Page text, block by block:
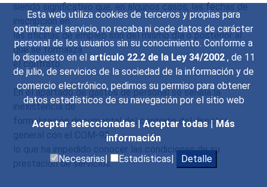
Esta web utiliza cookies de terceros y propias para
optimizar el servicio, no recaba ni cede datos de carácter
personal de los usuarios sin su conocimiento. Conforme a
lo dispuesto en el artículo 22.2 de la Ley 34/2002 , de 11
de julio, de servicios de la sociedad de la información y de
comercio electrónico, pedimos su permiso para obtener
datos estadísticos de su navegación por el sitio web
Aceptar seleccionadas|Aceptar todas|Más
información
Necesarias|
Estadísticas| Detalle
siendo significativo que, en algunos casos, las fechas de
inscripción en
las oficinas de empleo son del mismo día o posterior al
que se formaliza
el contrato.
En el apartado de gastos de personal se señala la
inexistencia de
formalización documental del contrato del director
general con el COM-92,
lo que ha impedido conocer las condiciones de su
prestación de servicios.